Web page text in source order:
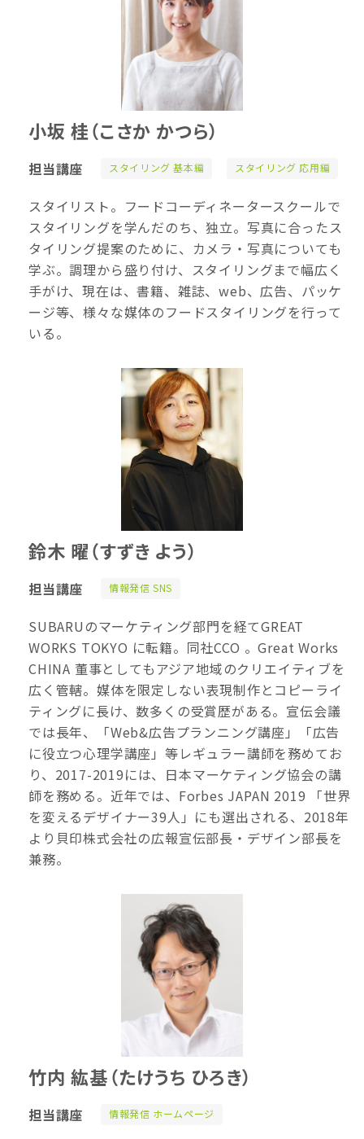
小坂 桂（こさか かつら）
担当講座 スタイリング 基本編 スタイリング 応用編
スタイリスト。フードコーディネータースクールで
スタイリングを学んだのち、独立。写真に合ったス
タイリング提案のために、カメラ・写真についても
学ぶ。調理から盛り付け、スタイリングまで幅広く
手がけ、現在は、書籍、雑誌、web、広告、パッケ
ージ等、様々な媒体のフードスタイリングを行って
いる。
鈴木 曜（すずき よう）
担当講座 情報発信 SNS
SUBARUのマーケティング部門を経てGREAT
WORKS TOKYO に転籍。同社CCO 。Great Works
CHINA 董事としてもアジア地域のクリエイティブを
広く管轄。媒体を限定しない表現制作とコピーライ
ティングに長け、数多くの受賞歴がある。宣伝会議
では長年、「Web&広告プランニング講座」「広告
に役立つ心理学講座」等レギュラー講師を務めてお
り、2017-2019には、日本マーケティング協会の講
師を務める。近年では、Forbes JAPAN 2019 「世界
を変えるデザイナー39人」にも選出される、2018年
より貝印株式会社の広報宣伝部長・デザイン部長を
兼務。
竹内 紘基（たけうち ひろき）
担当講座 情報発信 ホームページ